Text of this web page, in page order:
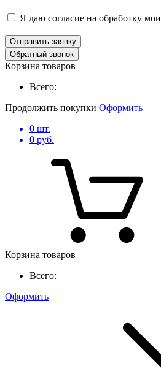
Я даю согласие на обработку
Отправить заявку
Обратный звонок
Корзина товаров
Всего:
Продолжить покупки Оформить
0 шт.
0 руб.
Корзина товаров
Всего:
Оформить